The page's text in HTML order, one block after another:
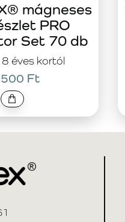
éves kortól
mágneses
PRO
Set 70 db
Ft